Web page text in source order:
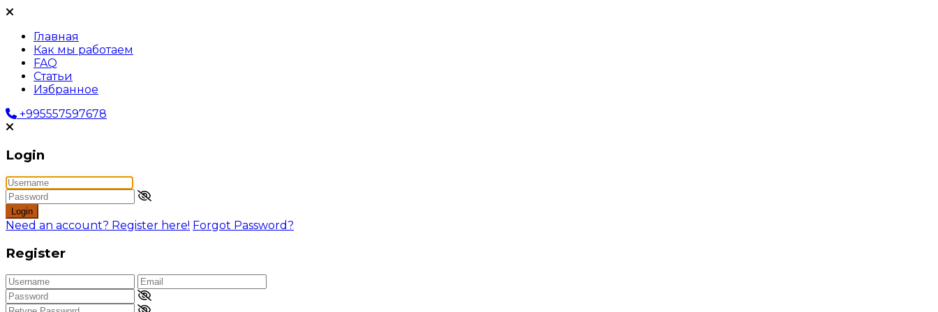
Главная
Как мы работаем
FAQ
Статьи
Избранное
+995557597678
Login
Login
Need an account? Register here! Forgot Password?
Register